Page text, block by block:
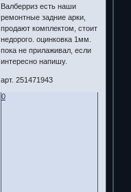
Валберриз есть наши
ремонтные задние арки,
продают комплектом, стоит
недорого. оцинковка 1мм.
пока не прилаживал, если
интересно напишу.
арт. 251471943
0